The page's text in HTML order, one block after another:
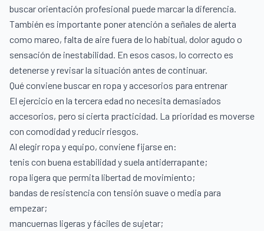
buscar orientación profesional puede marcar la diferencia.
También es importante poner atención a señales de alerta
como mareo, falta de aire fuera de lo habitual, dolor agudo o
sensación de inestabilidad. En esos casos, lo correcto es
detenerse y revisar la situación antes de continuar.
Qué conviene buscar en ropa y accesorios para entrenar
El ejercicio en la tercera edad no necesita demasiados
accesorios, pero sí cierta practicidad. La prioridad es moverse
con comodidad y reducir riesgos.
Al elegir ropa y equipo, conviene fijarse en:
tenis con buena estabilidad y suela antiderrapante;
ropa ligera que permita libertad de movimiento;
bandas de resistencia con tensión suave o media para
empezar;
mancuernas ligeras y fáciles de sujetar;